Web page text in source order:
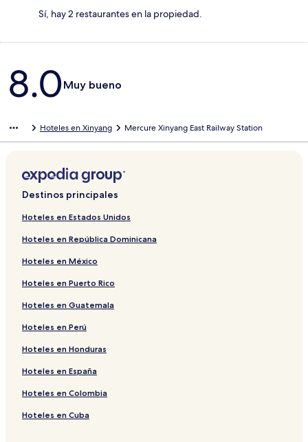
Sí, hay 2 restaurantes en la propiedad.
Opiniones
8.0Muy bueno
Hoteles en Xinyang Mercure Xinyang East Railway Station
Destinos principales
Hoteles en Estados Unidos
Hoteles en República Dominicana
Hoteles en México
Hoteles en Puerto Rico
Hoteles en Guatemala
Hoteles en Perú
Hoteles en Honduras
Hoteles en España
Hoteles en Colombia
Hoteles en Cuba